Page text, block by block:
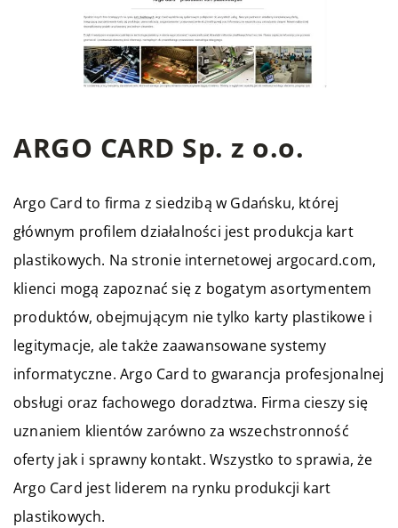
ARGO CARD Sp. z o.o.
Argo Card to firma z siedzibą w Gdańsku, której
głównym profilem działalności jest produkcja kart
plastikowych. Na stronie internetowej argocard.com,
klienci mogą zapoznać się z bogatym asortymentem
produktów, obejmującym nie tylko karty plastikowe i
legitymacje, ale także zaawansowane systemy
informatyczne. Argo Card to gwarancja profesjonalnej
obsługi oraz fachowego doradztwa. Firma cieszy się
uznaniem klientów zarówno za wszechstronność
oferty jak i sprawny kontakt. Wszystko to sprawia, że
Argo Card jest liderem na rynku produkcji kart
plastikowych.